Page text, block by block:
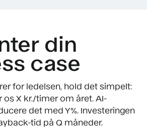
din
case
for ledelsen, hold det simpelt:
X kr./timer om året. AI-
det med Y%. Investeringen
tid på Q måneder.